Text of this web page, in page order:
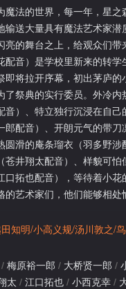
魔法的世界，每一年，星之
输送大量具有魔法艺术家潜
亮的舞台之上，给观众们带
配音）是学校里新来的转学
即将拉开序幕，初出茅庐的
了祭典的实行委员。外冷内
音）、特立独行沉浸在自己
郎配音）、开朗元气的带刀
圆滑的庵条瑠衣（羽多野涉
苍井翔太配音）、样貌可怕
口拓也配音），等待着小花
的艺术家们，他们能够相处
知明/小高义规/汤川敦之/
/ 梅原裕一郎 / 大桥贤一郎 /
太 / 江口拓也 / 小西克幸 /